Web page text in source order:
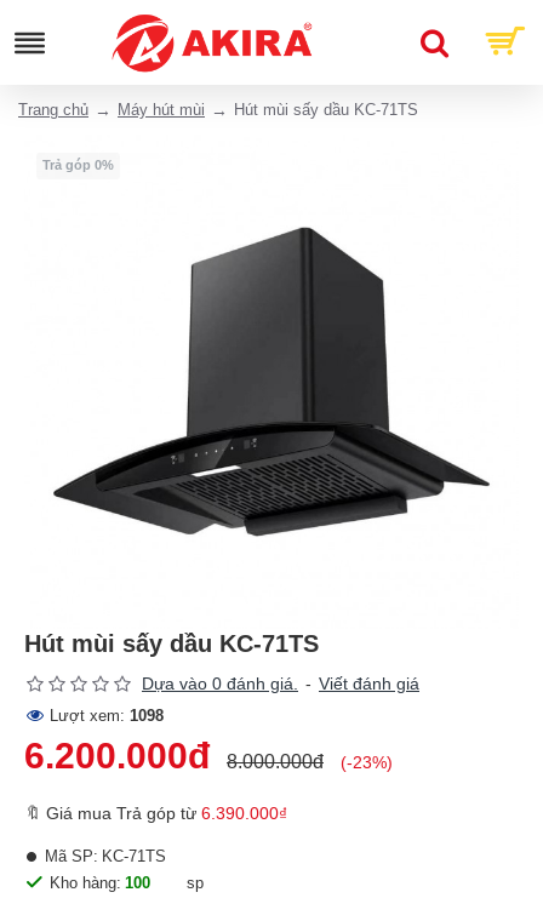
Trang chủ Máy hút mùi Hút mùi sấy dầu KC-71TS
Trả góp 0%
Hút mùi sấy dầu KC-71TS
Dựa vào 0 đánh giá. - Viết đánh giá
Lượt xem: 1098
6.200.000đ 8.000.000đ (-23%)
🔖 Giá mua Trả góp từ 6.390.000₫
Kho hàng: 100
sp
Mã SP: KC-71TS